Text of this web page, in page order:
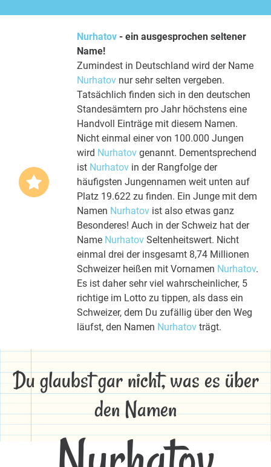
Nurhatov - ein ausgesprochen seltener
Name!
Zumindest in Deutschland wird der Name
Nurhatov nur sehr selten vergeben.
Tatsächlich finden sich in den deutschen
Standesämtern pro Jahr höchstens eine
Handvoll Einträge mit diesem Namen.
Nicht einmal einer von 100.000 Jungen
wird Nurhatov genannt. Dementsprechend
ist Nurhatov in der Rangfolge der
häufigsten Jungennamen weit unten auf
Platz 19.622 zu finden. Ein Junge mit dem
Namen Nurhatov ist also etwas ganz
Besonderes! Auch in der Schweiz hat der
Name Nurhatov Seltenheitswert. Nicht
einmal drei der insgesamt 8,74 Millionen
Schweizer heißen mit Vornamen Nurhatov.
Es ist daher sehr viel wahrscheinlicher, 5
richtige im Lotto zu tippen, als dass ein
Schweizer, dem Du zufällig über den Weg
läufst, den Namen Nurhatov trägt.
Du glaubst gar nicht, was es über
den Namen